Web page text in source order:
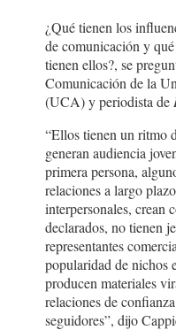
¿Qué tienen los
de comunicación y
tienen ellos?, se
Comunicación de la
(UCA) y periodista de
“Ellos tienen un ritmo
generan audiencia
primera persona,
relaciones a largo
interpersonales, crean
declarados, no tienen
representantes
popularidad de nichos
producen materiales
relaciones de
seguidores”, dijo